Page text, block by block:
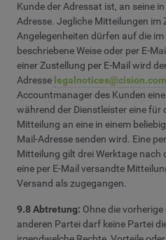
Kunde der Adressat ist, an seine
Adresse. Jegliche Mitteilungen im
Angelegenheiten dürfen auf die
beschriebene Weise oder per E-
einer Zustellung per E-Mail wird
Adresse legalnotices@cision.com
Accountmanager des Kunden
während der Dienstleister eine für
Mitteilung an eine in einem
Mail-Adresse senden wird. Eine
Mitteilung gilt drei Werktage nach
eine per E-Mail versandte
Versand als zugegangen.
9.8 Abtretung: Ohne die
anderen Partei darf keine Partei